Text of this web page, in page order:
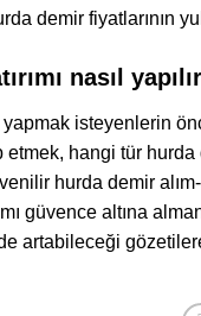
demir fiyatlarının
nasıl
yapmak isteyenlerin
etmek, hangi tür
hurda demir
güvence altına
artabileceği